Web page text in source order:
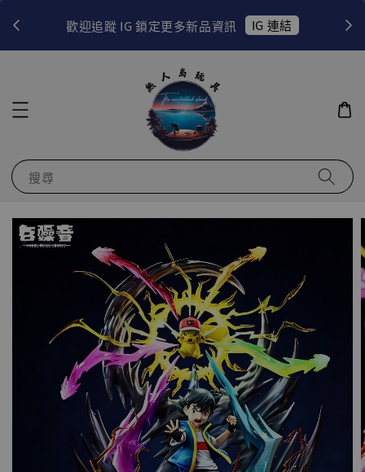
歡迎追蹤 IG 鎖定更多新品資訊 IG 連結
搜尋